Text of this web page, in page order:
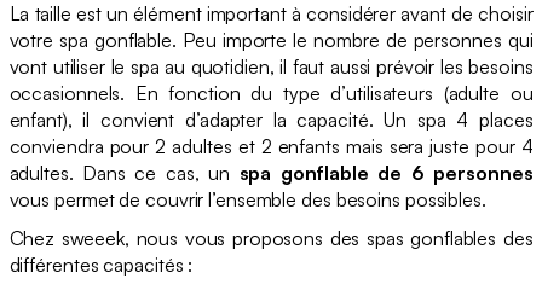
La taille est un élément important à considérer avant de choisir
votre spa gonflable. Peu importe le nombre de personnes qui
vont utiliser le spa au quotidien, il faut aussi prévoir les besoins
occasionnels. En fonction du type d’utilisateurs (adulte ou
enfant), il convient d’adapter la capacité. Un spa 4 places
conviendra pour 2 adultes et 2 enfants mais sera juste pour 4
adultes. Dans ce cas, un spa gonflable de 6 personnes
vous permet de couvrir l’ensemble des besoins possibles.
Chez sweeek, nous vous proposons des spas gonflables des
différentes capacités :